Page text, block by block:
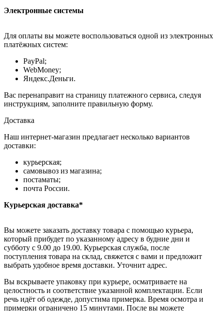
Электронные системы
Для оплаты вы можете воспользоваться одной из электронных
платёжных систем:
PayPal;
WebMoney;
Яндекс.Деньги.
Вас перенаправит на страницу платежного сервиса, следуя
инструкциям, заполните правильную форму.
Доставка
Наш интернет-магазин предлагает несколько вариантов
доставки:
курьерская;
самовывоз из магазина;
постаматы;
почта России.
Курьерская доставка*
Вы можете заказать доставку товара с помощью курьера,
который прибудет по указанному адресу в будние дни и
субботу с 9.00 до 19.00. Курьерская служба, после
поступления товара на склад, свяжется с вами и предложит
выбрать удобное время доставки. Уточнит адрес.
Вы вскрываете упаковку при курьере, осматриваете на
целостность и соответствие указанной комплектации. Если
речь идёт об одежде, допустима примерка. Время осмотра и
примерки ограничено 15 минутами. После вы можете